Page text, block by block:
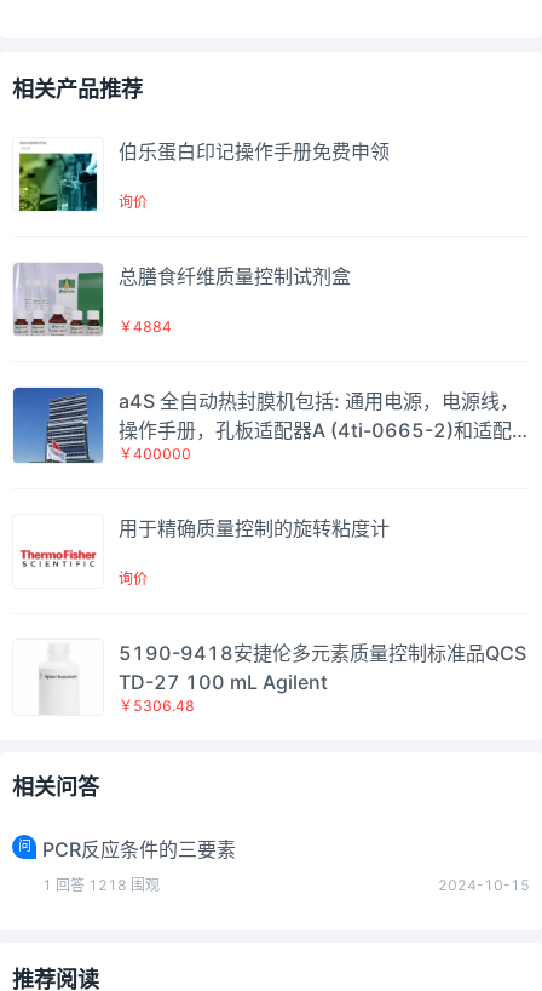
相关产品推荐
伯乐蛋白印记操作手册免费申领
询价
总膳食纤维质量控制试剂盒
￥4884
a4S 全自动热封膜机包括: 通用电源，电源线，
操作手册，孔板适配器A (4ti-0665-2)和适配
器B(4ti-0665-3), 1年质保
￥400000
用于精确质量控制的旋转粘度计
询价
5190-9418安捷伦多元素质量控制标准品QCS
TD-27 100 mL Agilent
￥5306.48
相关问答
问 PCR反应条件的三要素
1 回答 1218 围观 2024-10-15
推荐阅读